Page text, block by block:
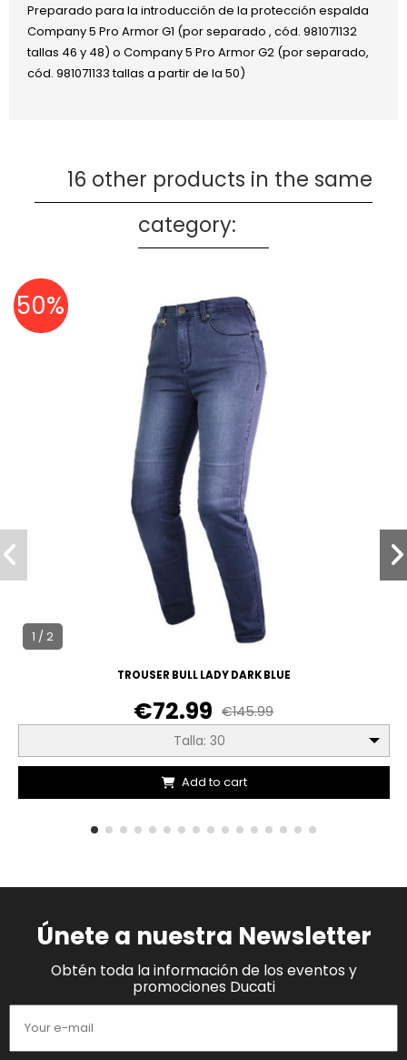
Preparado para la introducción de la protección espalda
Company 5 Pro Armor G1 (por separado , cód. 981071132
tallas 46 y 48) o Company 5 Pro Armor G2 (por separado,
cód. 981071133 tallas a partir de la 50)
16 other products in the same
category:
1 / 2
TROUSER BULL LADY DARK BLUE
€145.99
€72.99
Talla: 30
Add to cart
50%
Únete a nuestra Newsletter
Obtén toda la información de los eventos y
promociones Ducati